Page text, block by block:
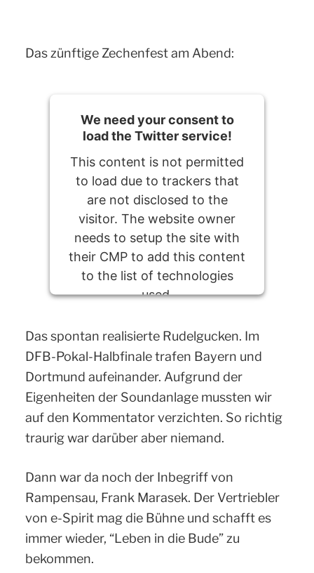
Das zünftige Zechenfest am Abend:
We need your consent to
load the Twitter service!
This content is not permitted
to load due to trackers that
are not disclosed to the
visitor. The website owner
needs to setup the site with
their CMP to add this content
to the list of technologies
used.
Powered by
Usercentrics Consent
Management Platform
Das spontan realisierte Rudelgucken. Im
DFB-Pokal-Halbfinale trafen Bayern und
Dortmund aufeinander. Aufgrund der
Eigenheiten der Soundanlage mussten wir
auf den Kommentator verzichten. So richtig
traurig war darüber aber niemand.
Dann war da noch der Inbegriff von
Rampensau, Frank Marasek. Der Vertriebler
von e-Spirit mag die Bühne und schafft es
immer wieder, “Leben in die Bude” zu
bekommen.